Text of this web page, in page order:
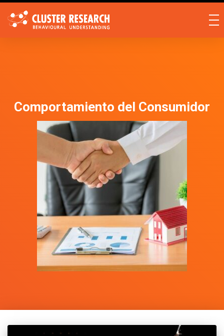
Comportamiento del Consumidor